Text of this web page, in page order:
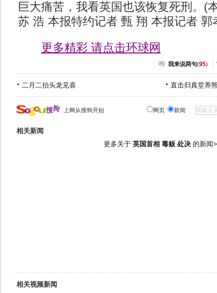
巨大痛苦，我看英国也该恢复死刑。(
苏 浩 本报特约记者 甄 翔 本报记者 郭
更多精彩 请点击环球网
我来说两句(95)
二月二抬头龙见喜 直击归真堂养
上网从搜狗开始 网页 新闻
相关新闻
更多关于 英国首相 毒贩 处决的新闻
相关视频新闻